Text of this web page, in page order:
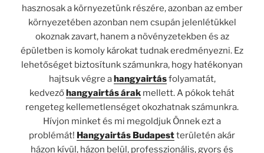
hasznosak a környezetünk részére, azonban az ember
környezetében azonban nem csupán jelenlétükkel
okoznak zavart, hanem a növényzetekben és az
épületben is komoly károkat tudnak eredményezni. Ez
lehetőséget biztosítunk számunkra, hogy hatékonyan
hajtsuk végre ahangyairtásfolyamatát,
kedvezőhangyairtás árak mellett. A pókok tehát
rengeteg kellemetlenséget okozhatnak számunkra.
Hívjon minket és mi megoldjuk Önnek ezt a
problémát! Hangyairtás Budapestterületén akár
házon kívül, házon belül, professzionális, gyors és